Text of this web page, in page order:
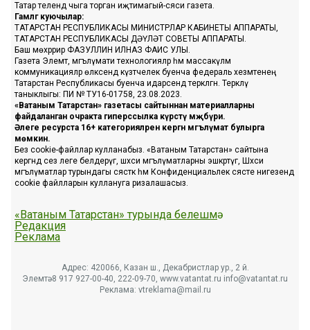
Татар телендә чыга торган иҗтимагый-сәяси газета.
Гамәлгә куючылар:
ТАТАРСТАН РЕСПУБЛИКАСЫ МИНИСТРЛАР КАБИНЕТЫ АППАРАТЫ,
ТАТАРСТАН РЕСПУБЛИКАСЫ ДӘҮЛӘТ СОВЕТЫ АППАРАТЫ.
Баш мөхәррир ФАЗУЛЛИН ИЛНАЗ ФАИС УЛЫ.
Газета Элемтә, мәгълүмати технологияләр һәм массакүләм
коммуникацияләр өлкәсендә күзәтчелек буенча федераль хезмәтенең
Татарстан Республикасы буенча идарәсендә теркәлгән. Теркәлү
таныклыгы: ПИ № ТУ16-01758, 23.08.2023.
«Ватаным Татарстан» газетасы сайтыннан материалларны
файдаланган очракта гиперссылка күрсәтү мәҗбүри.
Әлеге ресурста 16+ категорияләренә кергән мәгълүмат булырга
мөмкин.
Без cookie-файллар кулланабыз. «Ватаным Татарстан» сайтына
кергәндә сез әлеге белдерүгә, шәхси мәгълүматларны эшкәртүгә, Шәхси
мәгълүматлар турындагы сәясәткә һәм Конфиденциальлек сәясәте нигезендә
cookie файлларын куллануга ризалашасыз.
«Ватаным Татарстан» турында белешмә
Редакция
Реклама
Адрес: 420066, Казан ш., Декабристлар ур., 2 й.
Элемтә: 8 917 927-00-40, 222-09-70, www.vatantat.ru info@vatantat.ru
Реклама: vtreklama@mail.ru